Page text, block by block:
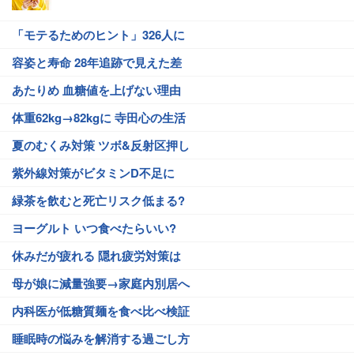
「モテるためのヒント」326人に
容姿と寿命 28年追跡で見えた差
あたりめ 血糖値を上げない理由
体重62kg→82kgに 寺田心の生活
夏のむくみ対策 ツボ&反射区押し
紫外線対策がビタミンD不足に
緑茶を飲むと死亡リスク低まる?
ヨーグルト いつ食べたらいい?
休みだが疲れる 隠れ疲労対策は
母が娘に減量強要→家庭内別居へ
内科医が低糖質麺を食べ比べ検証
睡眠時の悩みを解消する過ごし方